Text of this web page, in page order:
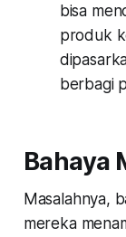
bisa
produk
berbagi
Bahaya
Masalahnya,
mereka